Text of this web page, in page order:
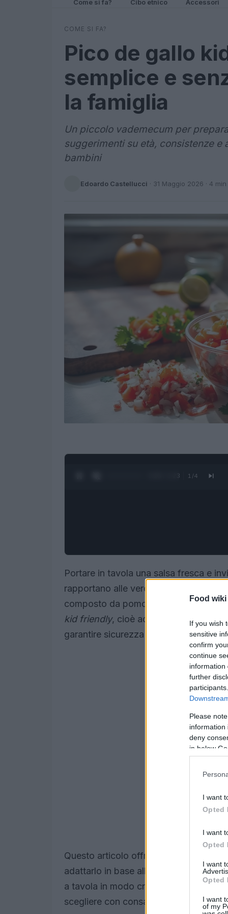
Food wiki
If you wish
sensitive
confirm
continue
information
further
Please
information
deny
in below
I want
Opted
I want
Opted
I want
Opted
I want
of my
Come si fa? Cibo etnico Accessori
COME SI FA?
Pico de gallo
semplice e
la famiglia
Un piccolo vademecum per
suggerimenti su età, consistenze
bambini
Edoardo Castellucci · 31 Maggio 2026 · 4 min
0:28 / 1:23 1 /4
Portare in tavola una salsa fresca e
rapportano alle verdure. Il
composto da pomodoro, cipolla,
kid friendly, cioè adatto ai più piccoli,
garantire sicurezza e gusto.
Questo articolo offre una panoramica
adattarlo in base all’età, una ricetta
a tavola in modo creativo. Troverai
scegliere con consapevolezza.